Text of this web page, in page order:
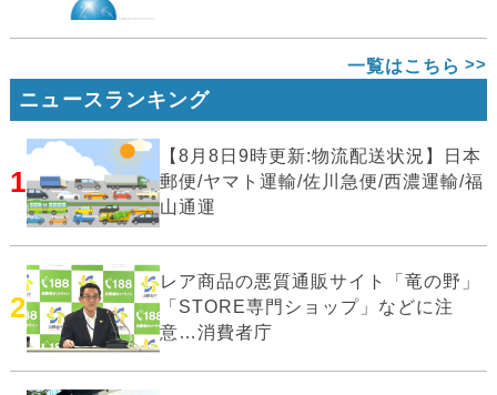
一覧はこちら
ニュースランキング
1
【8月8日9時更新:物流配送状況】日本
郵便/ヤマト運輸/佐川急便/西濃運輸/福
山通運
2
レア商品の悪質通販サイト「竜の野」
「STORE専門ショップ」などに注
意…消費者庁